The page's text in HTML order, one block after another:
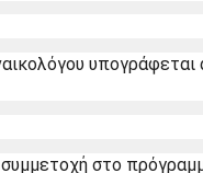
υπογράφεται
συμμετοχή στο